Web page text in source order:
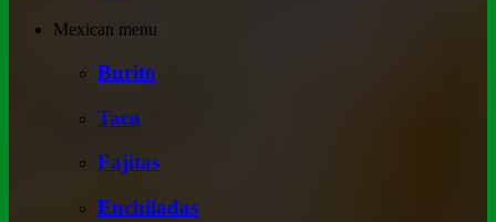
Mexican menu
Burito
Taco
Fajitas
Enchiladas